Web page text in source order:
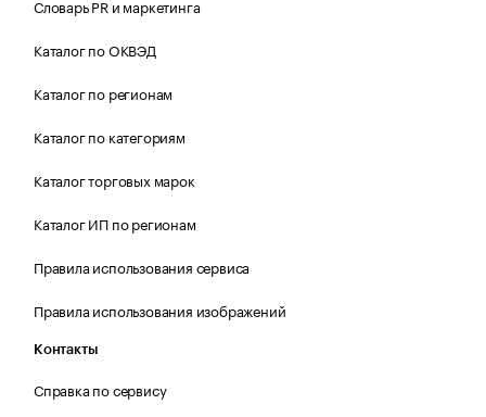
Словарь PR и маркетинга
Каталог по ОКВЭД
Каталог по регионам
Каталог по категориям
Каталог торговых марок
Каталог ИП по регионам
Правила использования сервиса
Правила использования изображений
Контакты
Справка по сервису